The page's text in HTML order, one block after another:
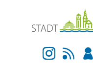
Instagram Newsfeed Anmelden